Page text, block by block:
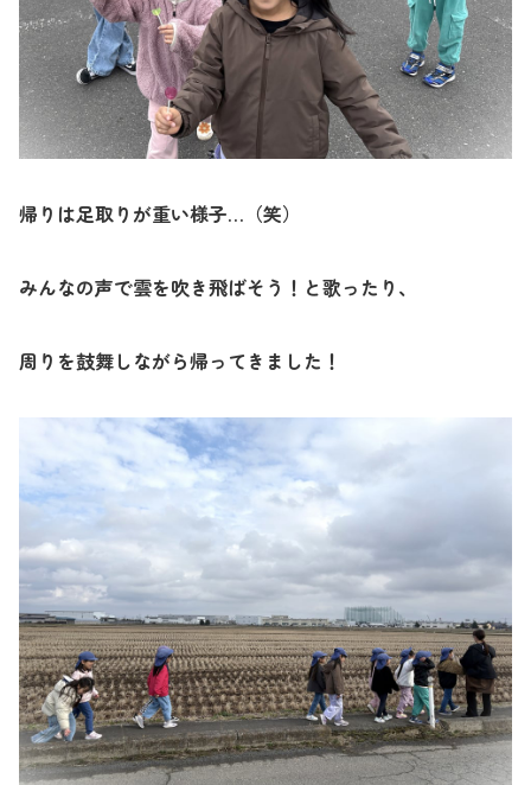
帰りは足取りが重い様子…（笑）
みんなの声で雲を吹き飛ばそう！と歌ったり、
周りを鼓舞しながら帰ってきました！